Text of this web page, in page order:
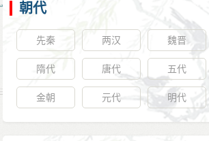
（今河南安阳）逮捕赵王朱高燧。杨荣
张，但遭到杨士奇的反对。杨士奇称：“
怎么可以欺骗天地鬼神么？”杨荣厉声喊
大计！现在逆党（朱高煦）都称赵王相
没有理由？”杨士奇说：“太宗（朱棣）
皇上只有两个叔父。有罪的不可赦免，
朝代
先秦 两汉 魏晋
隋代 唐代 五代
金朝 元代 明代